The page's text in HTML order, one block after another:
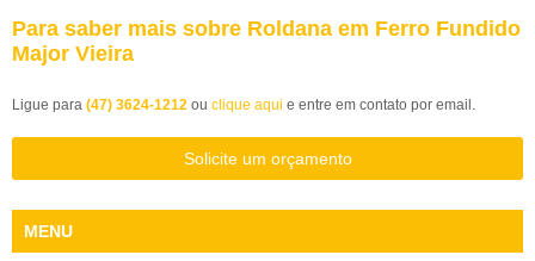
Para saber mais sobre Roldana em Ferro Fundido
Major Vieira
Ligue para (47) 3624-1212 ou clique aqui e entre em contato por email.
Solicite um orçamento
MENU